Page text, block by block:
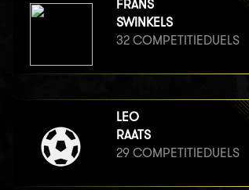
FRANS
SWINKELS
32 COMPETITIEDUELS
LEO
RAATS
29 COMPETITIEDUELS